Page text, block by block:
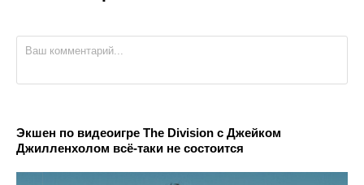
Экшен по видеоигре The Division с Джейком
Джилленхолом всё-таки не состоится